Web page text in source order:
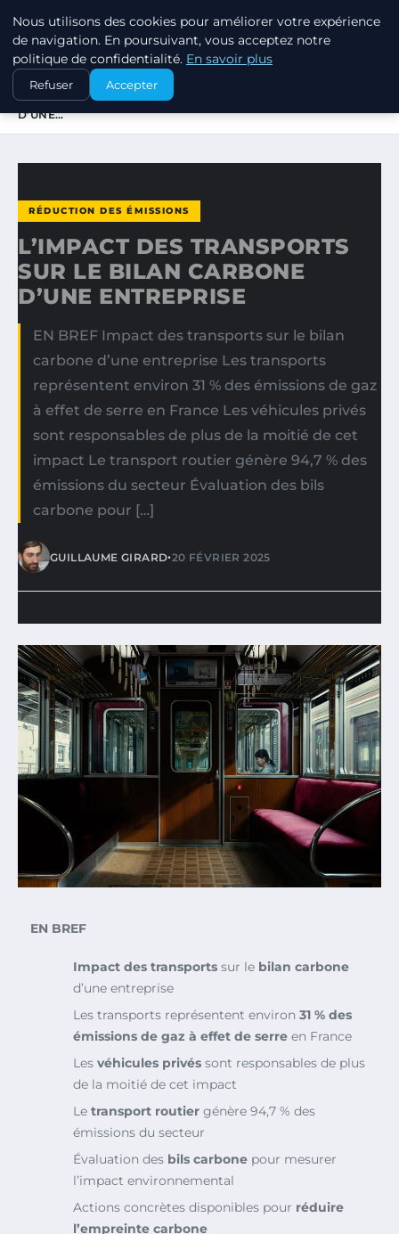
EXXON CLIMATE FOOTPRINT
ACCUEIL
RÉDUCTION DES ÉMISSIONS
L’IMPACT DES TRANSPORTS SUR LE BILAN CARBONE
D’UNE…
RÉDUCTION DES ÉMISSIONS
L’IMPACT DES TRANSPORTS
SUR LE BILAN CARBONE
D’UNE ENTREPRISE
EN BREF Impact des transports sur le bilan
carbone d’une entreprise Les transports
représentent environ 31 % des émissions de gaz
à effet de serre en France Les véhicules privés
sont responsables de plus de la moitié de cet
impact Le transport routier génère 94,7 % des
émissions du secteur Évaluation des bils
carbone pour […]
GUILLAUME GIRARD•20 FÉVRIER 2025
EN BREF
Impact des transports sur le bilan carbone
d’une entreprise
Les transports représentent environ 31 % des
émissions de gaz à effet de serre en France
Les véhicules privés sont responsables de plus
de la moitié de cet impact
Le transport routier génère 94,7 % des
émissions du secteur
Évaluation des bils carbone pour mesurer
l’impact environnemental
Actions concrètes disponibles pour réduire
l’empreinte carbone
Nous utilisons des cookies pour améliorer votre expérience
de navigation. En poursuivant, vous acceptez notre
politique de confidentialité. En savoir plus
Refuser Accepter